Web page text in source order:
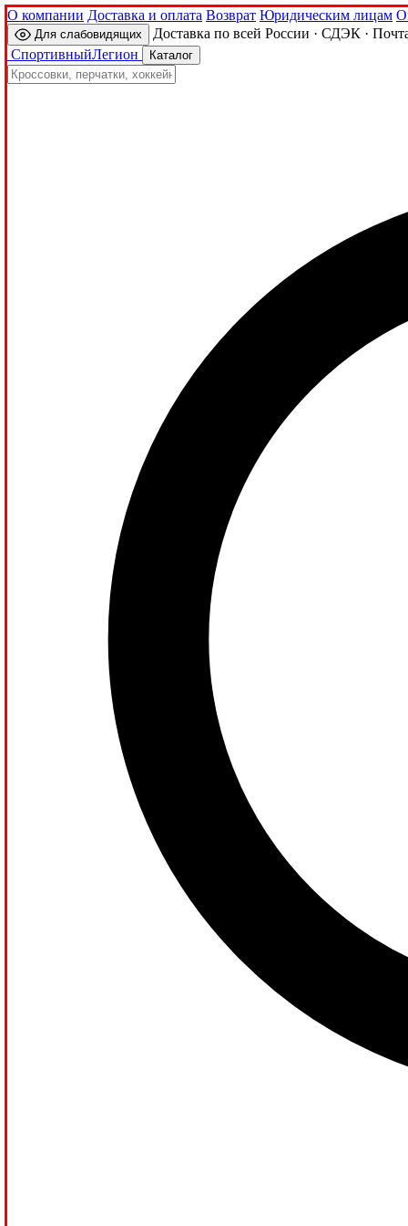
О компании Доставка и оплата Возврат Юридическим лицам
Для слабовидящих
Доставка по всей России · СДЭК ·
СпортивныйЛегион Каталог